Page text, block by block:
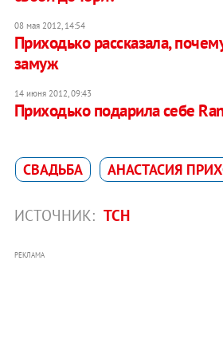
08 мая 2012, 14:54
Приходько рассказала,
замуж
14 июня 2012, 09:43
Приходько подарила себе
СВАДЬБА АНАСТАСИЯ
ИСТОЧНИК: ТСН
РЕКЛАМА